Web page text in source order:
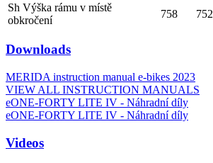
Sh Výška rámu v místě
obkročení
758 752
Downloads
MERIDA instruction manual e-bikes 2023
VIEW ALL INSTRUCTION MANUALS
eONE-FORTY LITE IV - Náhradní díly
eONE-FORTY LITE IV - Náhradní díly
Videos